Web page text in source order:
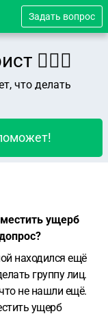
Задать вопрос
👨🏻‍⚖️
что делать
ущерб
находился ещё
группу лиц.
не нашли ещё.
ущерб